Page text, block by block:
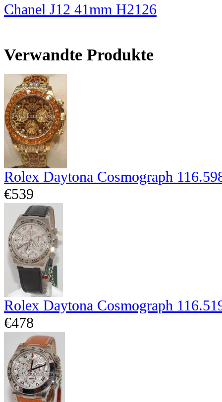
Chanel J12 41mm H2126
Verwandte Produkte
Rolex Daytona Cosmograph
€539
Rolex Daytona Cosmograph
€478